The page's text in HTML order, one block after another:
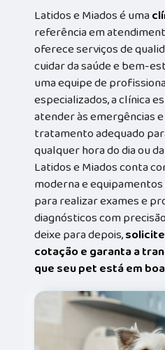
Latidos e Miados é uma
referência em
oferece serviços de
cuidar da saúde e bem-
uma equipe de
especializados, a clínica
atender às emergências
tratamento adequado
qualquer hora do dia ou
Latidos e Miados conta
moderna e
para realizar exames e
diagnósticos com
deixe para depois,
cotação e garanta a
que seu pet está em